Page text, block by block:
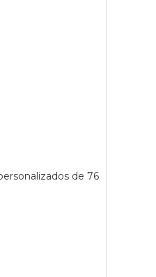
de 76